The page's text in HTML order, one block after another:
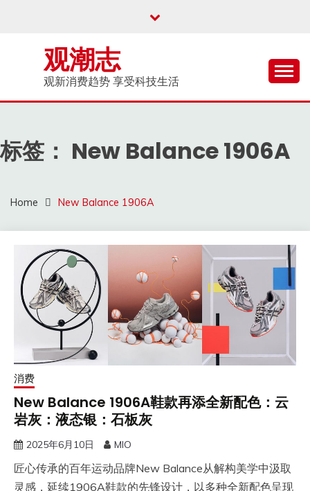
观潮志
观新消费趋势 享受科技生活
标签： New Balance 1906A
Home New Balance 1906A
消费
New Balance 1906A鞋款再添全新配色：云
岩灰：液态银：石板灰
2025年6月10日 MIO
匠心传承的百年运动品牌New Balance从解构美学中汲取
灵感，延续1906A鞋款的先锋设计，以多种全新配色呈现